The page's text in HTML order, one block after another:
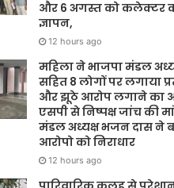
और 6 अगस्त को कलेक्टर
ज्ञापन,
12 hours ago
महिला ने भाजपा मंडल
सहित 8 लोगों पर लगाया
और झूठे आरोप लगाने का
एसपी से निष्पक्ष जांच की
मंडल अध्यक्ष भजन दास ने
आरोपो को निराधार
12 hours ago